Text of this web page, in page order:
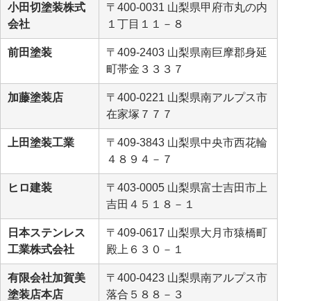
小田切塗装株式
会社
〒400-0031 山梨県甲府市丸の内
１丁目１１－８
前田塗装
〒409-2403 山梨県南巨摩郡身延
町帯金３３３７
加藤塗装店
〒400-0221 山梨県南アルプス市
在家塚７７７
上田塗装工業
〒409-3843 山梨県中央市西花輪
４８９４－７
ヒロ建装
〒403-0005 山梨県富士吉田市上
吉田４５１８－１
日本ステンレス
工業株式会社
〒409-0617 山梨県大月市猿橋町
殿上６３０－１
有限会社加賀美
塗装店本店
〒400-0423 山梨県南アルプス市
落合５８８－３